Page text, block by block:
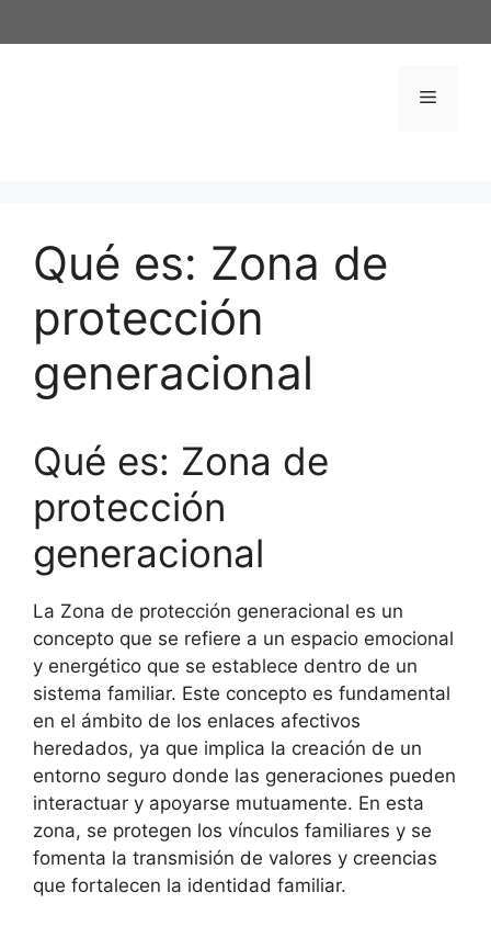
al
Menú
Qué es: Zona de
protección
generacional
Qué es: Zona de
protección
generacional
La Zona de protección generacional es un
concepto que se refiere a un espacio emocional
y energético que se establece dentro de un
sistema familiar. Este concepto es fundamental
en el ámbito de los enlaces afectivos
heredados, ya que implica la creación de un
entorno seguro donde las generaciones pueden
interactuar y apoyarse mutuamente. En esta
zona, se protegen los vínculos familiares y se
fomenta la transmisión de valores y creencias
que fortalecen la identidad familiar.